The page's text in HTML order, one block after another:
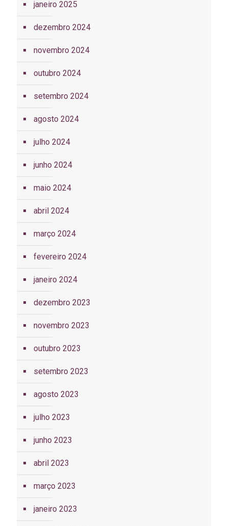
janeiro 2025
dezembro 2024
novembro 2024
outubro 2024
setembro 2024
agosto 2024
julho 2024
junho 2024
maio 2024
abril 2024
março 2024
fevereiro 2024
janeiro 2024
dezembro 2023
novembro 2023
outubro 2023
setembro 2023
agosto 2023
julho 2023
junho 2023
abril 2023
março 2023
janeiro 2023